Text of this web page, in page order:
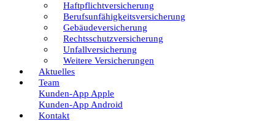
Entscheidung!
Haftpflichtversicherung
Berufsunfähigkeitsversicherung
Gebäudeversicherung
Rechtsschutzversicherung
Unfallversicherung
Weitere Versicherungen
Aktuelles
Team
Kunden-App Apple
Kunden-App Android
Kontakt